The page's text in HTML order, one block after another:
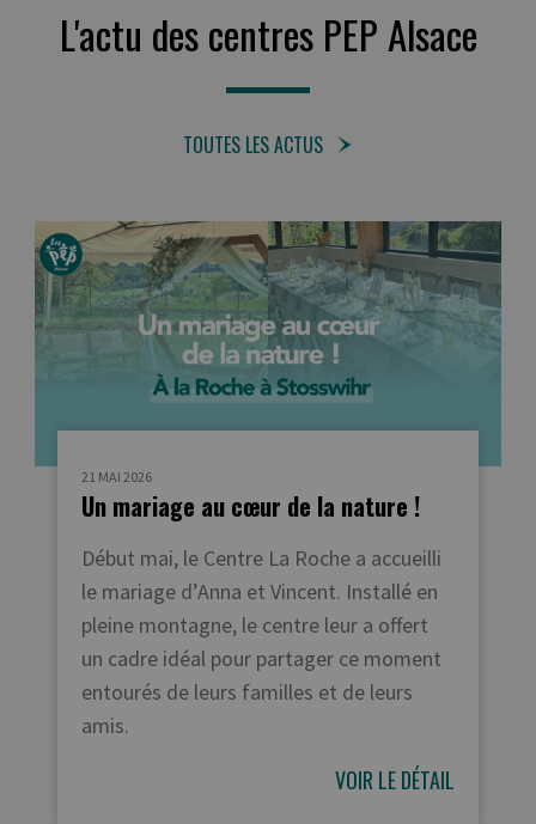
L'actu des centres PEP Alsace
TOUTES LES ACTUS
21 MAI 2026
Un mariage au cœur de la nature !
Début mai, le Centre La Roche a accueilli
le mariage d’Anna et Vincent. Installé en
pleine montagne, le centre leur a offert
un cadre idéal pour partager ce moment
entourés de leurs familles et de leurs
amis.
VOIR LE DÉTAIL